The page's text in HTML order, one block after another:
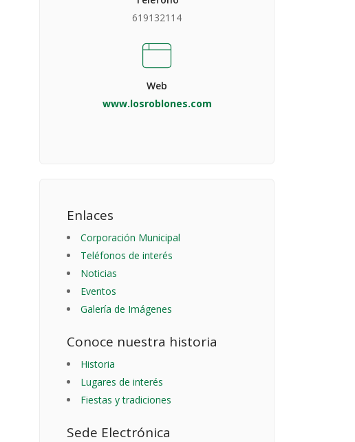
619132114
Web
www.losroblones.com
Enlaces
Corporación Municipal
Teléfonos de interés
Noticias
Eventos
Galería de Imágenes
Conoce nuestra historia
Historia
Lugares de interés
Fiestas y tradiciones
Sede Electrónica